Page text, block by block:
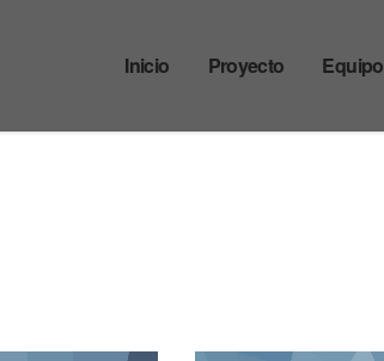
Inicio Proyecto Equipo